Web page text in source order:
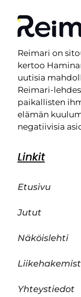
Reimari on
kertoo
uutisia
Reimari-
paikallisten
elämän
negatiivisia
Linkit
Etusivu
Jutut
Näköislehti
Yhteystiedot